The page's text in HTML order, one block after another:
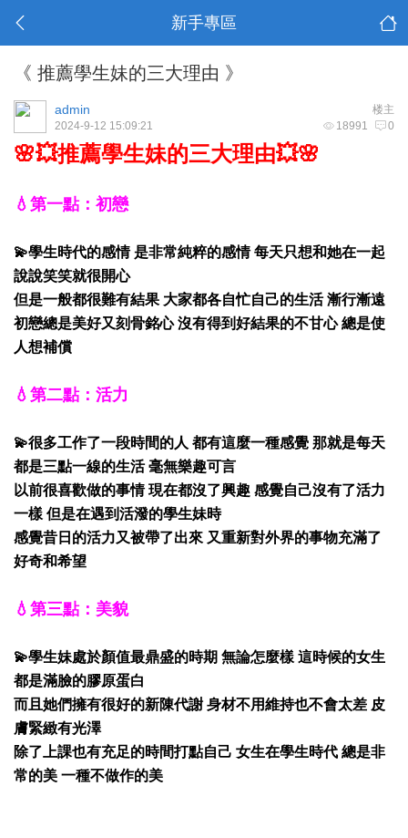
新手專區
《 推薦學生妹的三大理由 》
楼主
admin
18991 0
2024-9-12 15:09:21
🌸💥推薦學生妹的三大理由💥🌸
💧第一點：初戀
💫學生時代的感情 是非常純粹的感情 每天只想和她在一起
說說笑笑就很開心
但是一般都很難有結果 大家都各自忙自己的生活 漸行漸遠
初戀總是美好又刻骨銘心 沒有得到好結果的不甘心 總是使
人想補償
💧第二點：活力
💫很多工作了一段時間的人 都有這麼一種感覺 那就是每天
都是三點一線的生活 毫無樂趣可言
以前很喜歡做的事情 現在都沒了興趣 感覺自己沒有了活力
一樣 但是在遇到活潑的學生妹時
感覺昔日的活力又被帶了出來 又重新對外界的事物充滿了
好奇和希望
💧第三點：美貌
💫學生妹處於顏值最鼎盛的時期 無論怎麼樣 這時候的女生
都是滿臉的膠原蛋白
而且她們擁有很好的新陳代謝 身材不用維持也不會太差 皮
膚緊緻有光澤
除了上課也有充足的時間打點自己 女生在學生時代 總是非
常的美 一種不做作的美